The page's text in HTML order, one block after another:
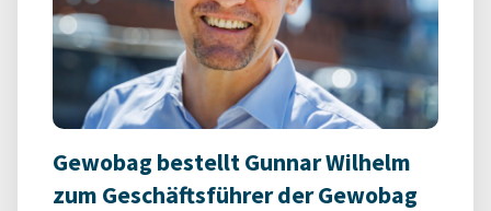
Gewobag bestellt Gunnar Wilhelm
zum Geschäftsführer der Gewobag